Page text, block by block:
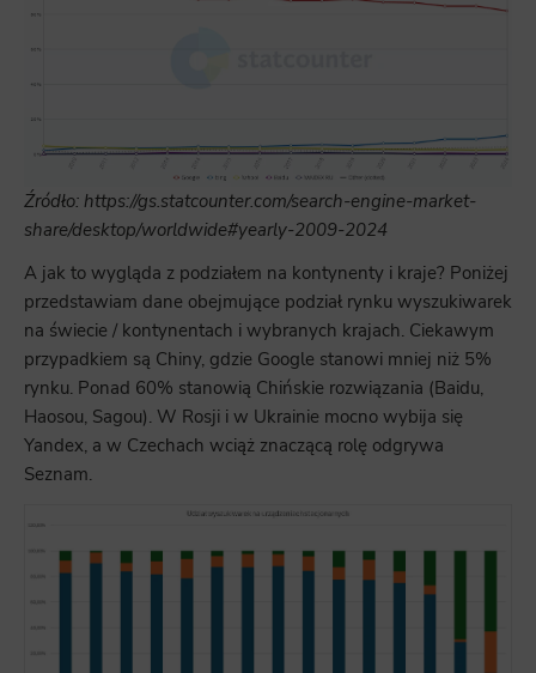
Źródło: https://gs.statcounter.com/search-engine-market-
share/desktop/worldwide#yearly-2009-2024
A jak to wygląda z podziałem na kontynenty i kraje? Poniżej
przedstawiam dane obejmujące podział rynku wyszukiwarek
na świecie / kontynentach i wybranych krajach. Ciekawym
przypadkiem są Chiny, gdzie Google stanowi mniej niż 5%
rynku. Ponad 60% stanowią Chińskie rozwiązania (Baidu,
Haosou, Sagou). W Rosji i w Ukrainie mocno wybija się
Yandex, a w Czechach wciąż znaczącą rolę odgrywa
Seznam.